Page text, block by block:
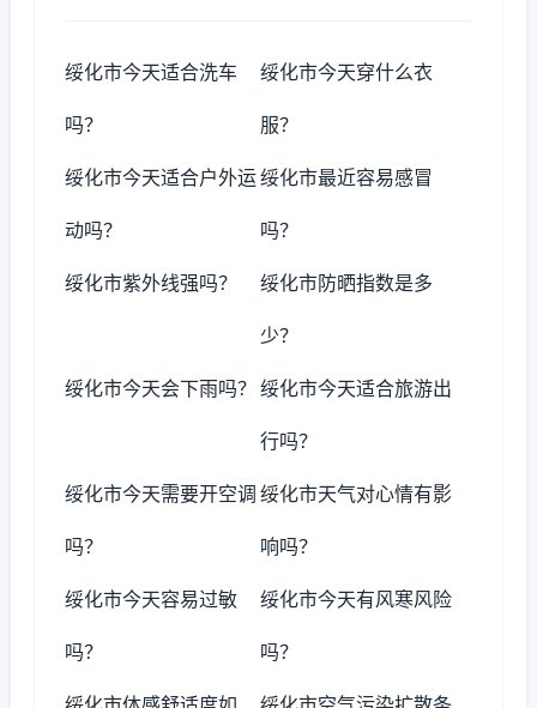
绥化市今天适合洗车
吗？
绥化市今天穿什么衣
服？
绥化市今天适合户外运
动吗？
绥化市最近容易感冒
吗？
绥化市紫外线强吗？ 绥化市防晒指数是多
少？
绥化市今天会下雨吗？ 绥化市今天适合旅游出
行吗？
绥化市今天需要开空调
吗？
绥化市天气对心情有影
响吗？
绥化市今天容易过敏
吗？
绥化市今天有风寒风险
吗？